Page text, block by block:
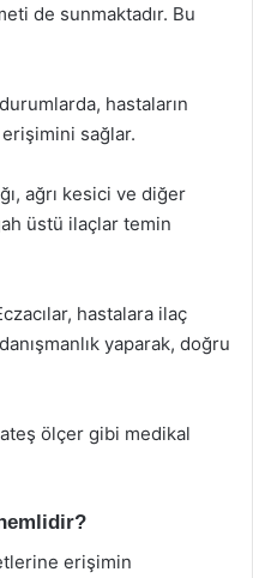
de sunmaktadır. Bu
hastaların
sağlar.
ağrı kesici ve diğer
üstü ilaçlar temin
hastalara ilaç
yaparak, doğru
ölçer gibi medikal
erişimin